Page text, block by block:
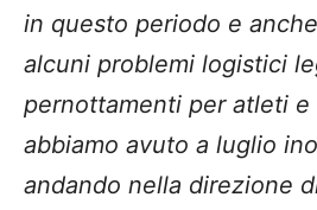
in questo periodo e
alcuni problemi logistici
pernottamenti per atleti e
abbiamo avuto a luglio
andando nella direzione